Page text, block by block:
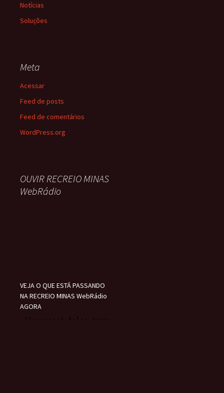
Notícias
Soluções
Meta
Acessar
Feed de posts
Feed de comentários
WordPress.org
OUVIR RECREIO MINAS
WebRádio
VEJA O QUE ESTÁ PASSANDO
NA RECREIO MINAS WebRádio
AGORA